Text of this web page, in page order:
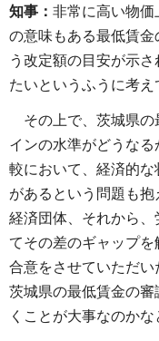
知事： 非常に高い物価
の意味もある最低賃
う改定額の目安が示
たいというふうに考え
その上で、茨城県の
インの水準がどうな
較において、経済的
があるという問題も抱
経済団体、それから
てその差のギャップを
合意をさせていただい
茨城県の最低賃金の
くことが大事なのかな